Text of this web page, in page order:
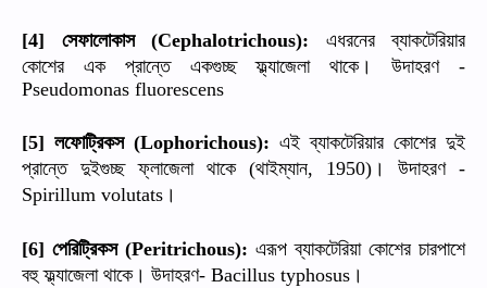
[4] সেফালোকাস(Cephalotrichous): এধরনের
ব্যাকটেরিয়ার
কোশের
এক প্রান্তে একগুচ্ছ ফ্ল্যাজেলা থাকে। উদাহরণ-
Pseudomonas fluorescens
[5] লফোট্রিকস(Lophorichous): এই ব্যাকটেরিয়ার কোশের দুই
প্রান্তে দুইগুচ্ছ ফ্লাজেলা থাকে(থাইম্যান, 1950) । উদাহরণ-
Spirillum volutats ।
[6] পেরিট্রিকস(Peritrichous): এরূপ ব্যাকটেরিয়া কোশের চারপাশে
বহু ফ্ল্যাজেলা থাকে। উদাহরণ- Bacillus typhosus ।